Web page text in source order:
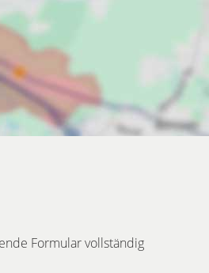
Formular vollständig